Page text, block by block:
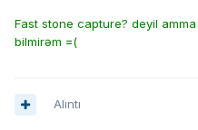
Fast stone capture? deyil
bilmirəm =(
Alıntı